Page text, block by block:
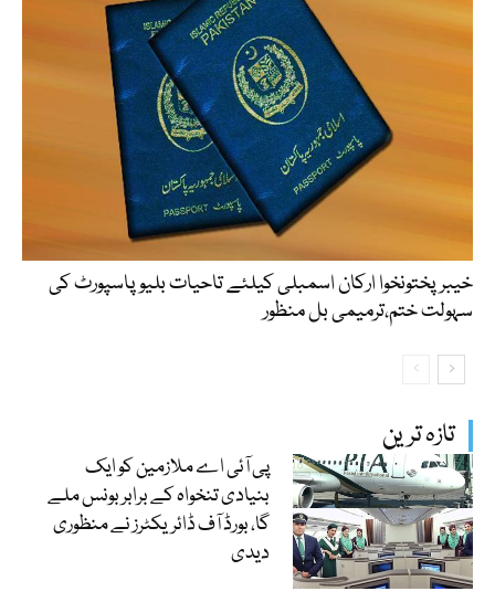
تازہ ترین
پی آئی اے ملازمین کو ایک
بنیادی تنخواہ کے برابر بونس ملے
گا، بورڈ آف ڈائریکٹرز نے منظوری
دیدی
خیبرپختونخوا ارکان اسمبلی کیلئے تاحیات بلیو پاسپورٹ کی
سہولت ختم،ترمیمی بل منظور